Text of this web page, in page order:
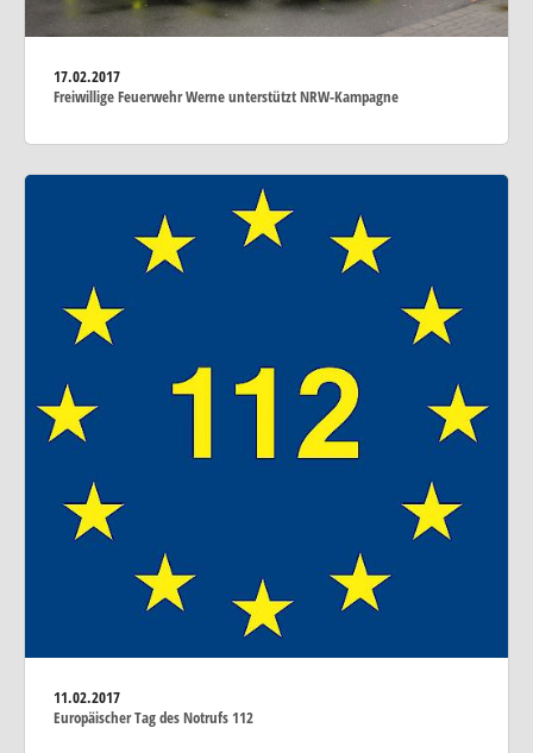
17.02.2017
Freiwillige Feuerwehr Werne unterstützt NRW-Kampagne
11.02.2017
Europäischer Tag des Notrufs 112